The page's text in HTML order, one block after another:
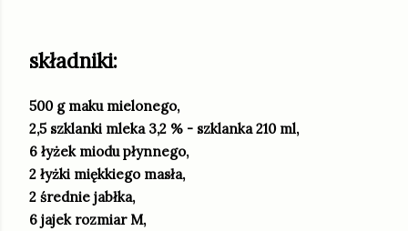
składniki:
500 g maku mielonego,
2,5 szklanki mleka 3,2 % - szklanka 210 ml,
6 łyżek miodu płynnego,
2 łyżki miękkiego masła,
2 średnie jabłka,
6 jajek rozmiar M,